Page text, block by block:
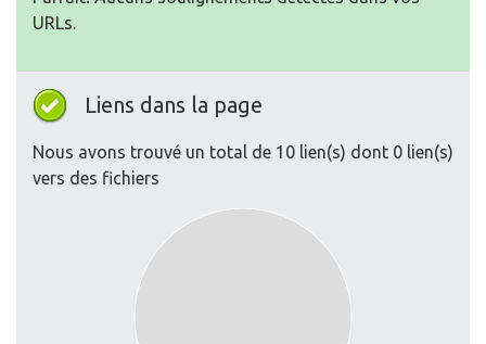
URLs.
Liens dans la page
Nous avons trouvé un total de 10 lien(s) dont 0 lien(s)
vers des fichiers